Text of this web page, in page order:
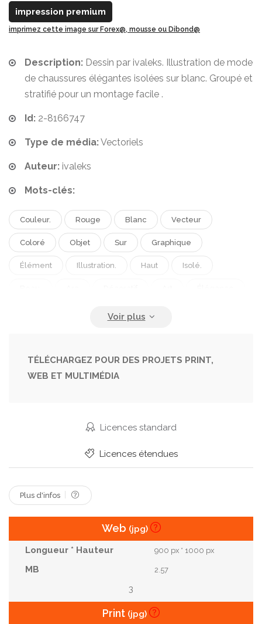
impression premium
imprimez cette image sur Forex@, mousse ou Dibond@
Description: Dessin par ivaleks. Illustration de mode
de chaussures élégantes isolées sur blanc. Groupé et
stratifié pour un montage facile .
Id: 2-8166747
Type de média:Vectoriels
Auteur: ivaleks
Mots-clés:
Couleur. Rouge Blanc Vecteur
Coloré Objet Sur Graphique
Élément Illustration. Haut Isolé.
Femmes
Accessoire Dos Icône Élégant
Femme Avec Féminin
Chaussure Talons
Dame. Édition
TÉLÉCHARGEZ POUR DES PROJETS PRINT,
WEB ET MULTIMÉDIA
Licences standard
Licences étendues
Plus d'infos
Web (jpg)
900 px * 1000 px
2.57
3
Print (jpg)